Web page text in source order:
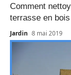
Comment
terrasse en bois
Jardin 8 mai 2019